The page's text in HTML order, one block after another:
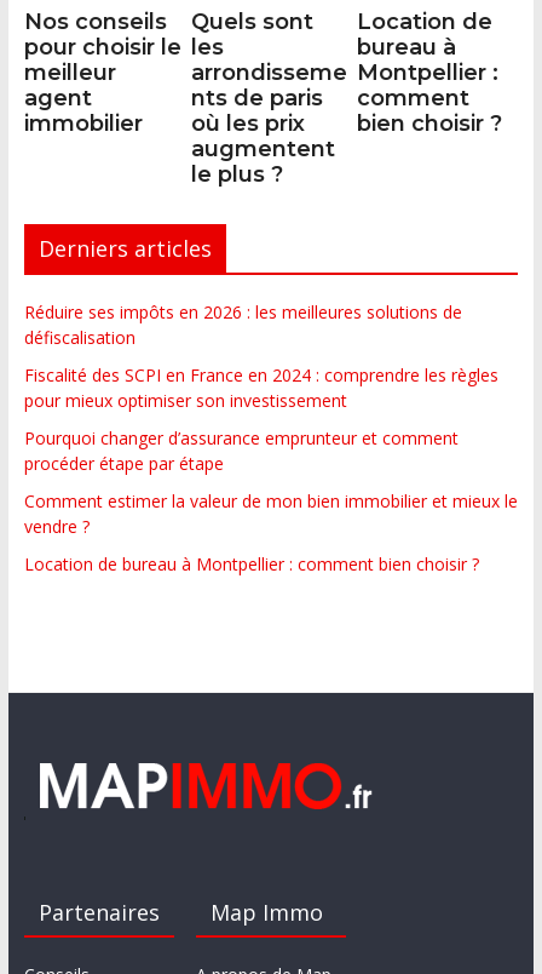
Nos conseils
pour choisir le
meilleur
agent
immobilier
Quels sont
les
arrondisseme
nts de paris
où les prix
augmentent
le plus ?
Location de
bureau à
Montpellier :
comment
bien choisir ?
Derniers articles
Réduire ses impôts en 2026 : les meilleures solutions de
défiscalisation
Fiscalité des SCPI en France en 2024 : comprendre les règles
pour mieux optimiser son investissement
Pourquoi changer d’assurance emprunteur et comment
procéder étape par étape
Comment estimer la valeur de mon bien immobilier et mieux le
vendre ?
Location de bureau à Montpellier : comment bien choisir ?
Partenaires Map Immo